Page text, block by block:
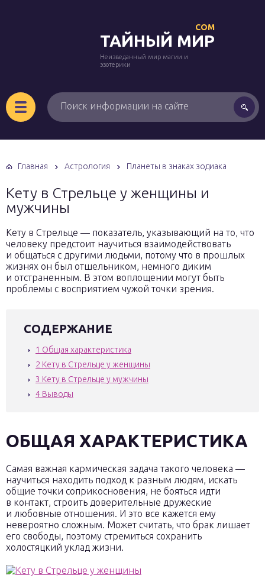
ТАЙНЫЙ МИР
COM
Неизведанный мир магии и
эзотерики
Главная Астрология Планеты в знаках зодиака
Кету в Стрельце у женщины и
мужчины
Кету в Стрельце — показатель, указывающий на то, что
человеку предстоит научиться взаимодействовать
и общаться с другими людьми, потому что в прошлых
жизнях он был отшельником, немного диким
и отстраненным. В этом воплощении могут быть
проблемы с восприятием чужой точки зрения.
СОДЕРЖАНИЕ
1 Общая характеристика
2 Кету в Стрельце у женщины
3 Кету в Стрельце у мужчины
4 Выводы
ОБЩАЯ ХАРАКТЕРИСТИКА
Самая важная кармическая задача такого человека —
научиться находить подход к разным людям, искать
общие точки соприкосновения, не бояться идти
в контакт, строить доверительные дружеские
и любовные отношения. И это все кажется ему
невероятно сложным. Может считать, что брак лишает
его свободы, поэтому стремиться сохранить
холостяцкий уклад жизни.